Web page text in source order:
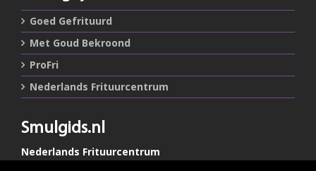
Goed Gefrituurd
Met Goud Bekroond
ProFri
Nederlands Frituurcentrum
Smulgids.nl
Nederlands Frituurcentrum